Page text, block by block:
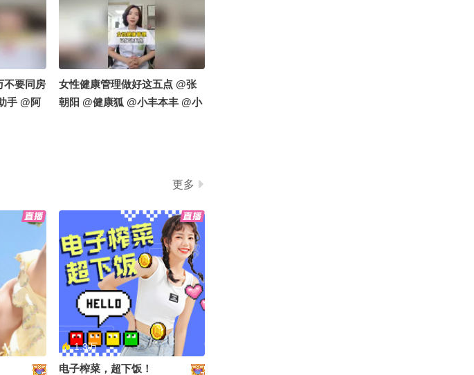
不要同房
手 @阿
女性健康管理做好这五点 @张
朝阳 @健康狐 @小丰本丰 @小
却长出
网络主
图木舒
非遗增
健康狐
@高速
助手 @
绝经后同房干涩，该怎么办呢@
恩哥聊健康 @健康狐 @张朝阳
@小丰本丰 @中医赵帅 @LifeX
生命解码 @搜狐视频官方小助
更多
1.3万
电子榨菜，超下饭！